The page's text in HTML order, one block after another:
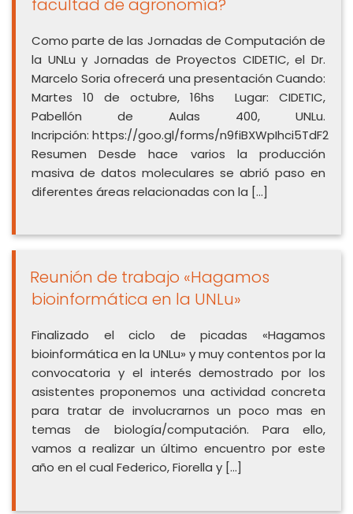
facultad de agronomía?
Como parte de las Jornadas de Computación de
la UNLu y Jornadas de Proyectos CIDETIC, el Dr.
Marcelo Soria ofrecerá una presentación Cuando:
Martes 10 de octubre, 16hs Lugar: CIDETIC,
Pabellón de Aulas 400, UNLu.
Incripción: https://goo.gl/forms/n9fiBXWpIhci5TdF2
Resumen Desde hace varios la producción
masiva de datos moleculares se abrió paso en
diferentes áreas relacionadas con la […]
Reunión de trabajo «Hagamos
bioinformática en la UNLu»
Finalizado el ciclo de picadas «Hagamos
bioinformática en la UNLu» y muy contentos por la
convocatoria y el interés demostrado por los
asistentes proponemos una actividad concreta
para tratar de involucrarnos un poco mas en
temas de biología/computación. Para ello,
vamos a realizar un último encuentro por este
año en el cual Federico, Fiorella y […]